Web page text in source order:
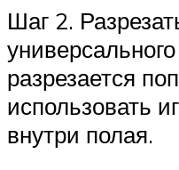
Шаг 2.
разрезается
использовать
внутри полая.